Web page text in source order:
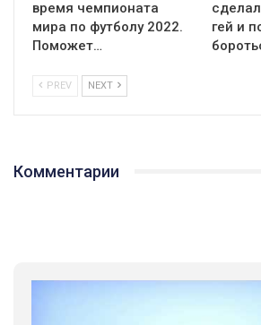
время чемпионата
мира по футболу 2022.
Поможет…
гей и
PREV NEXT
Комментарии